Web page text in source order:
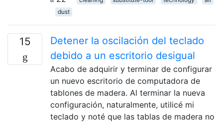
dust
15
Detener la oscilación del teclado
debido a un escritorio desigual
Acabo de adquirir y terminar de configurar
un nuevo escritorio de computadora de
tablones de madera. Al terminar la nueva
configuración, naturalmente, utilicé mi
teclado y noté que las tablas de madera no